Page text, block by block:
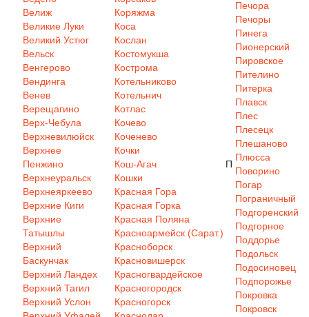
Велиж
Великие Луки
Великий Устюг
Вельск
Венгерово
Вендинга
Венев
Верещагино
Верх-Чебула
Верхневилюйск
Верхнее
Пенжино
Верхнеуральск
Верхнеяркеево
Верхние Киги
Верхние
Татышлы
Верхний
Баскунчак
Верхний Ландех
Верхний Тагил
Верхний Услон
Коряжма
Коса
Кослан
Костомукша
Кострома
Котельниково
Котельнич
Котлас
Кочево
Коченево
Кочки
Кош-Агач
Кошки
Красная Гора
Красная Горка
Красная Поляна
Красноармейск (Сарат.)
Красноборск
Красновишерск
Красногвардейское
Красногородск
Красногорск
П
Печора
Печоры
Пинега
Пионерский
Пировское
Пителино
Питерка
Плавск
Плес
Плесецк
Плешаново
Плюсса
Поворино
Погар
Пограничный
Подгоренский
Подгорное
Поддорье
Подольск
Подосиновец
Подпорожье
Покровка
Покровск